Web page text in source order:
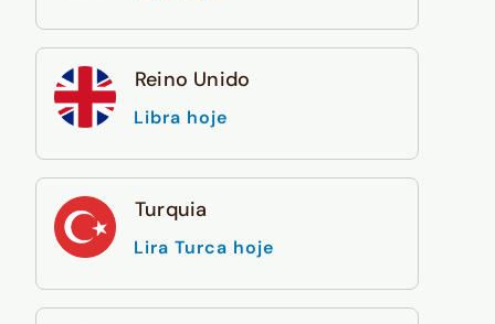
Reino Unido
Libra hoje
Turquia
Lira Turca hoje